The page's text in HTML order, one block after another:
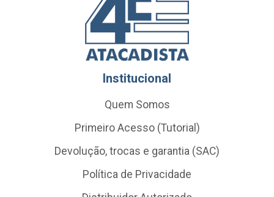
Institucional
Quem Somos
Primeiro Acesso (Tutorial)
Devolução, trocas e garantia (SAC)
Política de Privacidade